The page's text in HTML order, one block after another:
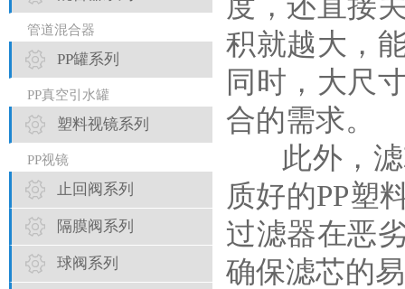
管道混合器
PP罐系列
PP真空引水罐
塑料视镜系列
PP视镜
止回阀系列
隔膜阀系列
球阀系列
积就越大，
同时，大尺
合的需求。
此外，滤
质好的PP塑
过滤器在恶
确保滤芯的